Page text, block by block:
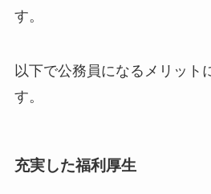
す。
以下で公務員になるメリット
す。
充実した福利厚生